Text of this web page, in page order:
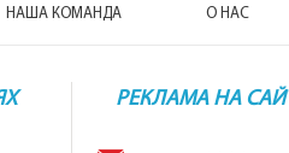
НАША КОМАНДА О НАС
РЕКЛАМА НА